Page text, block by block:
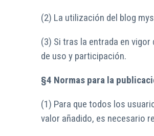
(2) La utilización del blog
(3) Si tras la entrada en
de uso y participación.
§4 Normas para la
(1) Para que todos los
valor añadido, es necesario